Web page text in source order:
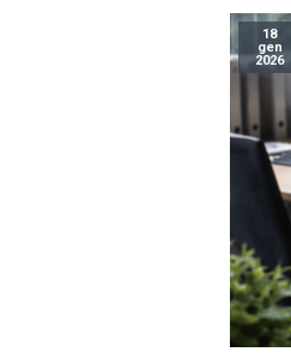
18
gen
2026